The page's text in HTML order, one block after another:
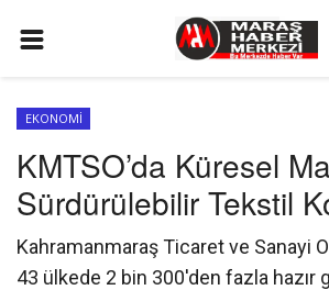
GÜNDEM
SİYASET
EKONOMİ
EĞİTİM
EKONOMİ
KMTSO’da Küresel
Sürdürülebilir Tekstil
Kahramanmaraş Ticaret ve Sanayi
43 ülkede 2 bin 300'den fazla hazır